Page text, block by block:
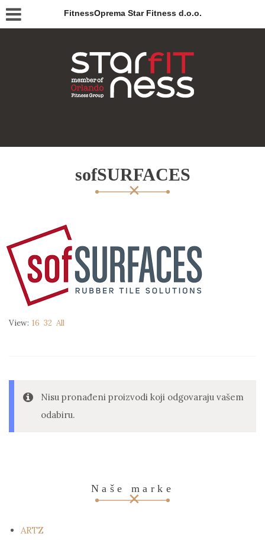
FitnessOprema Star Fitness d.o.o.
sofSURFACES
View: 16 32 All
Nisu pronađeni proizvodi koji odgovaraju vašem
odabiru.
Naše marke
ARTZ